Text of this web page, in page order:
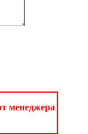
менеджера